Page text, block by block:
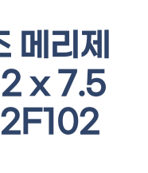
메리제
2 x 7.5